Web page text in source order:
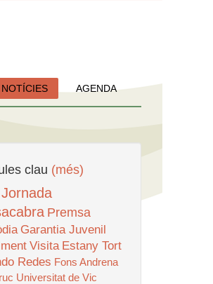
NOTÍCIES AGENDA
clau (més)
Jornada
Premsa
Garantia Juvenil
Visita Estany Tort
Redes Fons Andrena
Universitat de Vic